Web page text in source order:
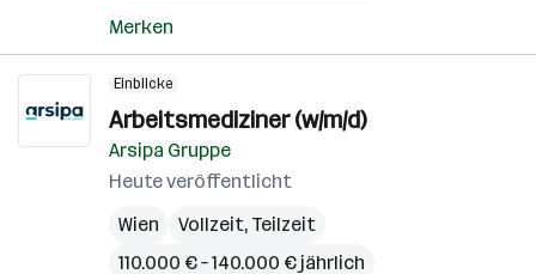
Merken
Einblicke
Arbeitsmediziner (w/m/d)
Arsipa Gruppe
Heute veröffentlicht
Wien
Vollzeit, Teilzeit
110.000 € – 140.000 € jährlich